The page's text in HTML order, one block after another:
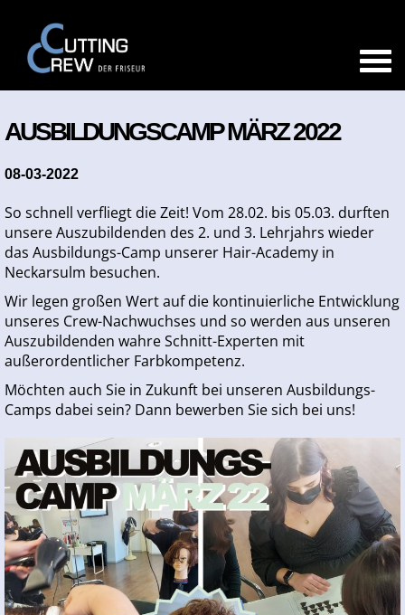
AUSBILDUNGSCAMP MÄRZ 2022
08-03-2022
So schnell verfliegt die Zeit! Vom 28.02. bis 05.03. durften
unsere Auszubildenden des 2. und 3. Lehrjahrs wieder
das Ausbildungs-Camp unserer Hair-Academy in
Neckarsulm besuchen.
Wir legen großen Wert auf die kontinuierliche Entwicklung
unseres Crew-Nachwuchses und so werden aus unseren
Auszubildenden wahre Schnitt-Experten mit
außerordentlicher Farbkompetenz.
Möchten auch Sie in Zukunft bei unseren Ausbildungs-
Camps dabei sein? Dann bewerben Sie sich bei uns!